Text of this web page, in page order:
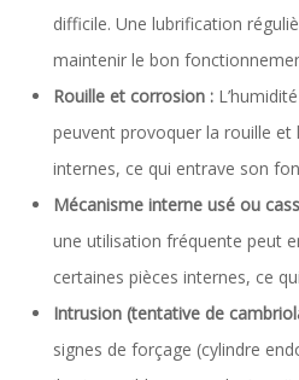
difficile. Une lubrification
maintenir le bon
Rouille et corrosion :
peuvent provoquer la rouille
internes, ce qui entrave son
Mécanisme interne usé ou
une utilisation fréquente peut
certaines pièces internes, ce
Intrusion (tentative de
signes de forçage (cylindre